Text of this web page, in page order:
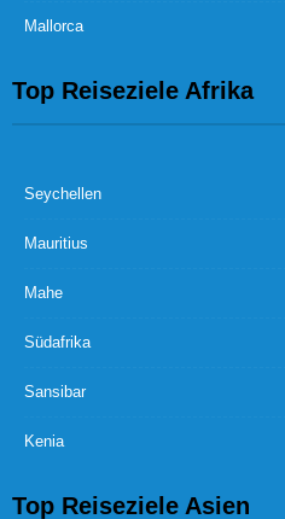
Mallorca
Top Reiseziele Afrika
Seychellen
Mauritius
Mahe
Südafrika
Sansibar
Kenia
Top Reiseziele Asien